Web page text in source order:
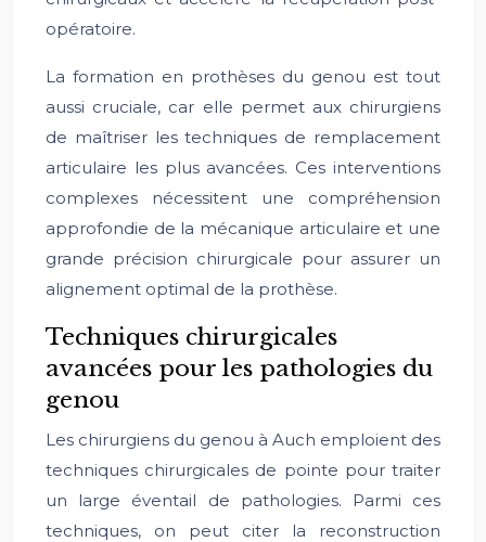
opératoire.
La formation en prothèses du genou est tout
aussi cruciale, car elle permet aux chirurgiens
de maîtriser les techniques de remplacement
articulaire les plus avancées. Ces interventions
complexes nécessitent une compréhension
approfondie de la mécanique articulaire et une
grande précision chirurgicale pour assurer un
alignement optimal de la prothèse.
Techniques chirurgicales
avancées pour les pathologies du
genou
Les chirurgiens du genou à Auch emploient des
techniques chirurgicales de pointe pour traiter
un large éventail de pathologies. Parmi ces
techniques, on peut citer la reconstruction